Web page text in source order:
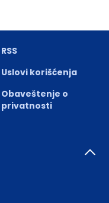
RSS
Uslovi korišćenja
Obaveštenje o
privatnosti